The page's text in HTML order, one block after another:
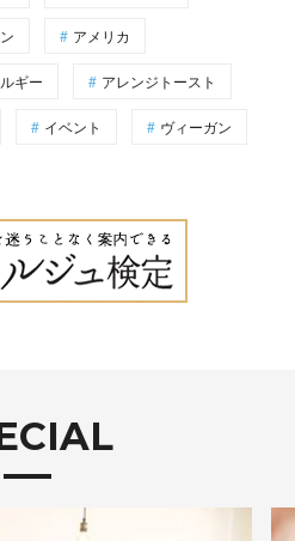
アメリカ
ギー アレンジトースト
イベント ヴィーガン